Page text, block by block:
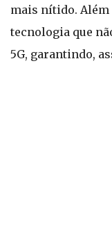
mais nítido. Além
tecnologia que
5G, garantindo,